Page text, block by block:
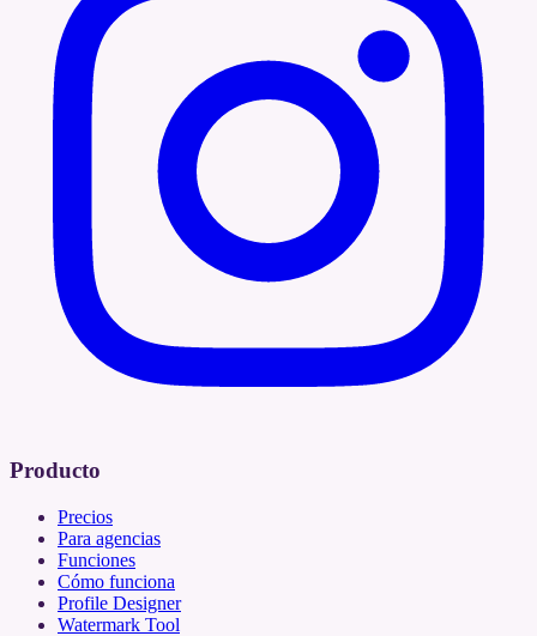
Producto
Precios
Para agencias
Funciones
Cómo funciona
Profile Designer
Watermark Tool